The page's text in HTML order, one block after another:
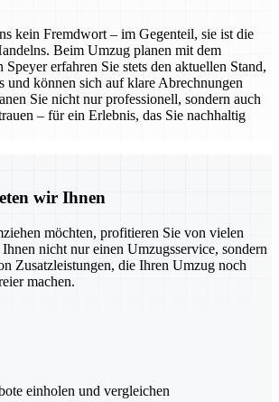
kein Fremdwort – im Gegenteil, sie ist die
Beim Umzug planen mit dem
Speyer erfahren Sie stets den aktuellen Stand,
und können sich auf klare Abrechnungen
Sie nicht nur professionell, sondern auch
– für ein Erlebnis, das Sie nachhaltig
wir Ihnen
möchten, profitieren Sie von vielen
nicht nur einen Umzugsservice, sondern
Zusatzleistungen, die Ihren Umzug noch
machen.
einholen und vergleichen